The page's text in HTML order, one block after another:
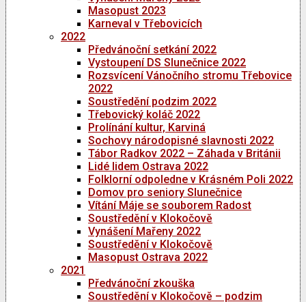
Masopust 2023
Karneval v Třebovicích
2022
Předvánoční setkání 2022
Vystoupení DS Slunečnice 2022
Rozsvícení Vánočního stromu Třebovice
2022
Soustředění podzim 2022
Třebovický koláč 2022
Prolínání kultur, Karviná
Sochovy národopisné slavnosti 2022
Tábor Radkov 2022 – Záhada v Británii
Lidé lidem Ostrava 2022
Folklorní odpoledne v Krásném Poli 2022
Domov pro seniory Slunečnice
Vítání Máje se souborem Radost
Soustředění v Klokočově
Vynášení Mařeny 2022
Soustředění v Klokočově
Masopust Ostrava 2022
2021
Předvánoční zkouška
Soustředění v Klokočově – podzim